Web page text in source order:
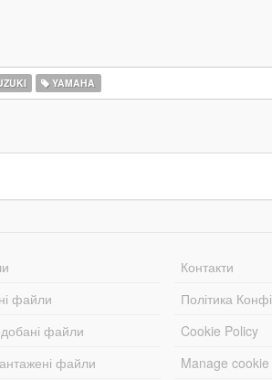
YAMAHA
файли
файли
файли
Контакти
Політика
Cookie Policy
Manage